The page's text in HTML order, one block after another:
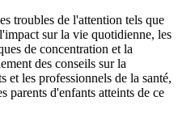
troubles de l'attention tels que
sur la vie quotidienne, les
de concentration et la
des conseils sur la
et les professionnels de la santé,
parents d'enfants atteints de ce